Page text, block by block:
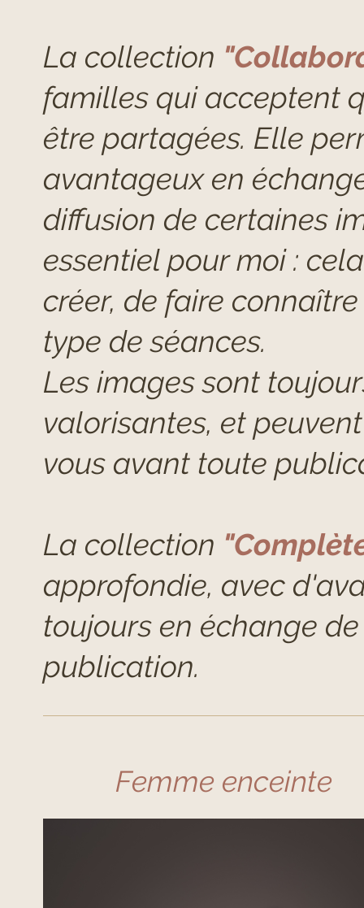
La collection
familles qui acceptent
être partagées. Elle
avantageux en
diffusion de certaines
essentiel pour moi :
créer, de faire
type de séances.
Les images sont
valorisantes, et
vous avant toute
La collection
approfondie, avec
toujours en échange
publication.
Femme enceinte